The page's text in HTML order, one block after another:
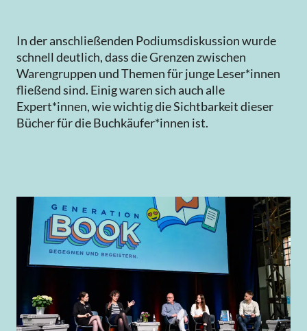
Je höher ein Milieu in dieser Grafik angesiedelt ist,
desto gehobener ist die formale Bildung; je weiter
nach rechts es sich erstreckt, desto moderner im
soziokulturellen Sinn ist die Grundorientierung des
Weitere Informationen zu den SINUS-
Milieus
In der anschließenden Podiumsdiskussion wurde
schnell deutlich, dass die Grenzen zwischen
Warengruppen und Themen für junge Leser*innen
fließend sind. Einig waren sich auch alle
Expert*innen, wie wichtig die Sichtbarkeit dieser
Bücher für die Buchkäufer*innen ist.